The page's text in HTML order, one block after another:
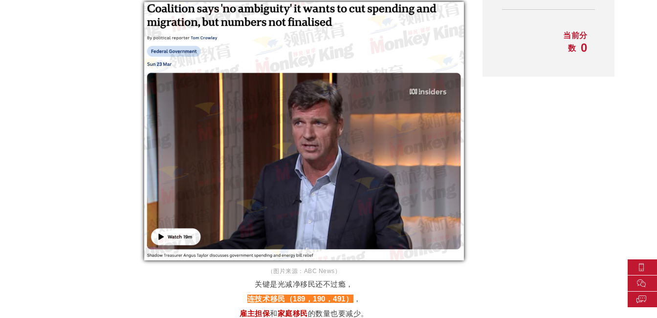
（图片来源：ABC News）
关键是光减净移民还不过瘾，
连技术移民（189，190，491）
，
雇主担保和家庭移民的数量也要减少。
当前分
数
0